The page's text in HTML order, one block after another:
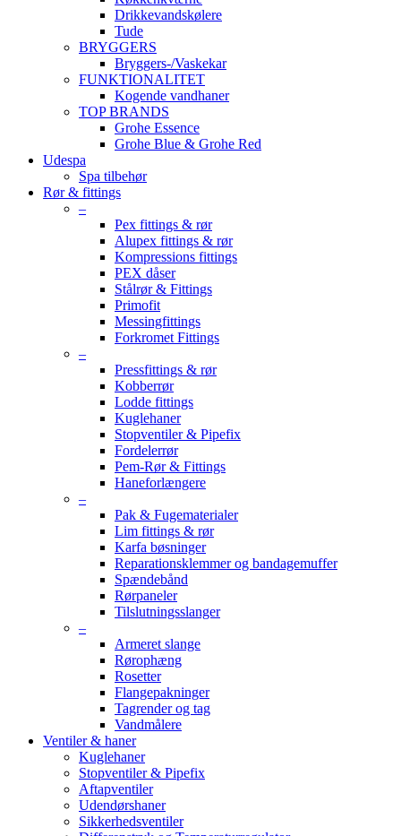
Drikkevandskølere
Tude
BRYGGERS
Bryggers-/Vaskekar
FUNKTIONALITET
Kogende vandhaner
TOP BRANDS
Grohe Essence
Grohe Blue & Grohe Red
Udespa
Spa tilbehør
Rør & fittings
–
Pex fittings & rør
Alupex fittings & rør
Kompressions fittings
PEX dåser
Stålrør & Fittings
Primofit
Messingfittings
Forkromet Fittings
–
Pressfittings & rør
Kobberrør
Lodde fittings
Kuglehaner
Stopventiler & Pipefix
Fordelerrør
Pem-Rør & Fittings
Haneforlængere
–
Pak & Fugematerialer
Lim fittings & rør
Karfa bøsninger
Reparationsklemmer og bandagemuffer
Spændebånd
Rørpaneler
Tilslutningsslanger
–
Armeret slange
Rørophæng
Rosetter
Flangepakninger
Tagrender og tag
Vandmålere
Ventiler & haner
Kuglehaner
Stopventiler & Pipefix
Aftapventiler
Udendørshaner
Sikkerhedsventiler